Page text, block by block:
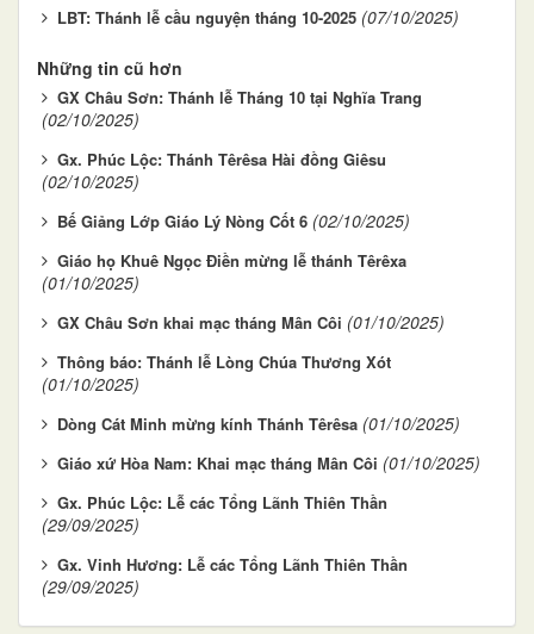
LBT: Thánh lễ cầu nguyện tháng 10-2025 (07/10/2025)
Những tin cũ hơn
GX Châu Sơn: Thánh lễ Tháng 10 tại Nghĩa Trang
(02/10/2025)
Gx. Phúc Lộc: Thánh Têrêsa Hài đồng Giêsu
(02/10/2025)
Bế Giảng Lớp Giáo Lý Nòng Cốt 6 (02/10/2025)
Giáo họ Khuê Ngọc Điền mừng lễ thánh Têrêxa
(01/10/2025)
GX Châu Sơn khai mạc tháng Mân Côi (01/10/2025)
Thông báo: Thánh lễ Lòng Chúa Thương Xót
(01/10/2025)
Dòng Cát Minh mừng kính Thánh Têrêsa (01/10/2025)
Giáo xứ Hòa Nam: Khai mạc tháng Mân Côi (01/10/2025)
Gx. Phúc Lộc: Lễ các Tổng Lãnh Thiên Thần
(29/09/2025)
Gx. Vinh Hương: Lễ các Tổng Lãnh Thiên Thần
(29/09/2025)